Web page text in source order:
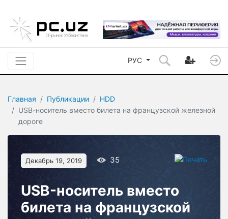
РУС
Главная Публикации
HDD
USB-носитель вместо билета на французской железной
дороге
Декабрь 19, 2019 35
USB-носитель вместо
билета на французской